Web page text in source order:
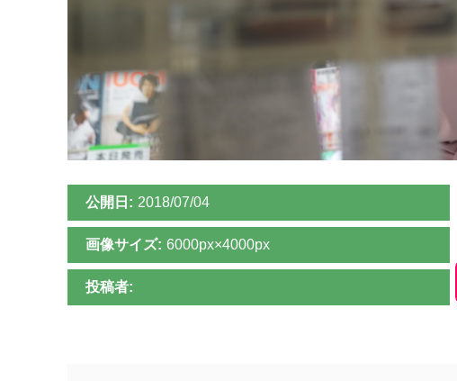
公開日: 2018/07/04
画像サイズ: 6000px×4000px
投稿者: